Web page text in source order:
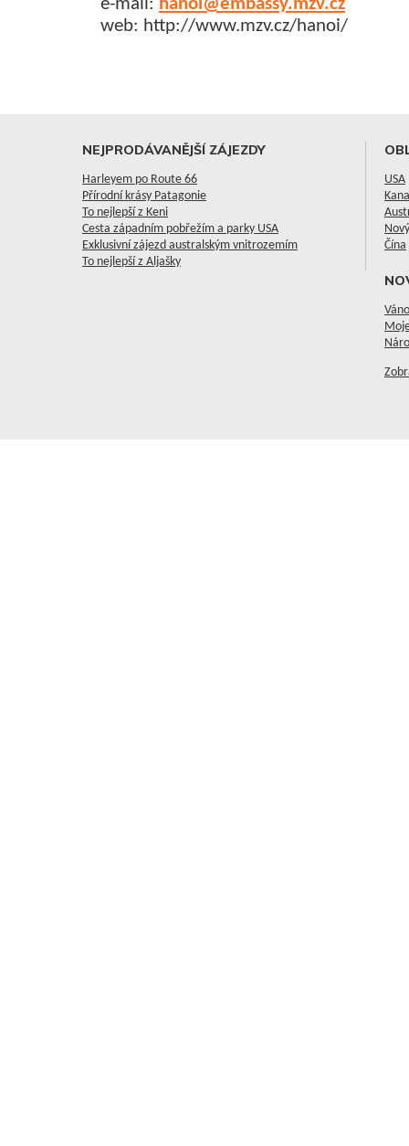
e-mail: hanoi@embassy.mzv.cz
web: http://www.mzv.cz/hanoi/
NEJPRODÁVANĚJŠÍ ZÁJEZDY
Harleyem po Route 66
Přírodní krásy Patagonie
To nejlepší z Keni
Cesta západním pobřežím a parky USA
Exklusivní zájezd australským vnitrozemím
To nejlepší z Aljašky
USA
Čína